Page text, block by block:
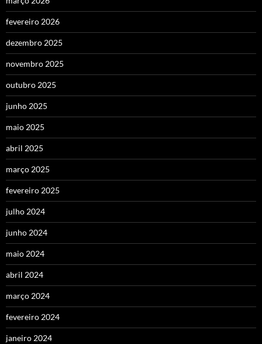
fevereiro 2026
dezembro 2025
novembro 2025
outubro 2025
junho 2025
maio 2025
abril 2025
março 2025
fevereiro 2025
julho 2024
junho 2024
maio 2024
abril 2024
março 2024
fevereiro 2024
janeiro 2024